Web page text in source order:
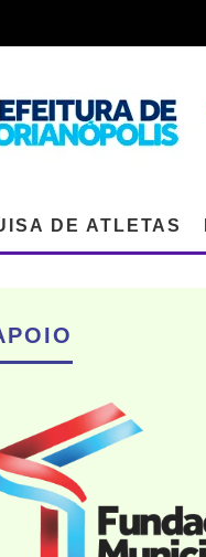
DE ATLETAS